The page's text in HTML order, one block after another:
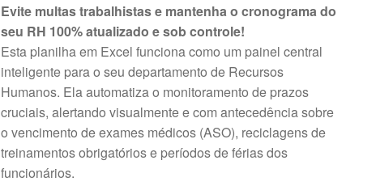
original
era:
R$49,90.
atual
é:
R$39,90.
Evite multas trabalhistas e mantenha o cronograma do
seu RH 100% atualizado e sob controle!
Esta planilha em Excel funciona como um painel central
inteligente para o seu departamento de Recursos
Humanos. Ela automatiza o monitoramento de prazos
cruciais, alertando visualmente e com antecedência sobre
o vencimento de exames médicos (ASO), reciclagens de
treinamentos obrigatórios e períodos de férias dos
funcionários.